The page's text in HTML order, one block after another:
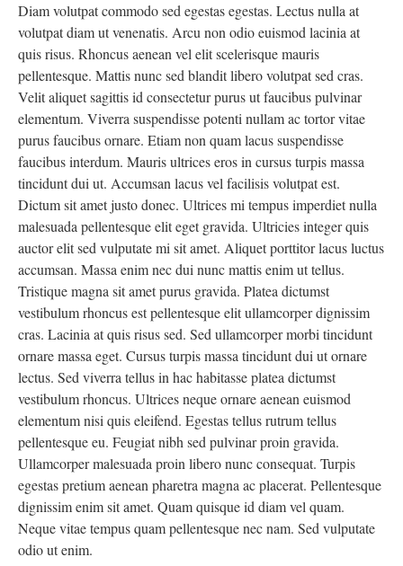
Diam volutpat commodo sed egestas egestas. Lectus nulla at
volutpat diam ut venenatis. Arcu non odio euismod lacinia at
quis risus. Rhoncus aenean vel elit scelerisque mauris
pellentesque. Mattis nunc sed blandit libero volutpat sed cras.
Velit aliquet sagittis id consectetur purus ut faucibus pulvinar
elementum. Viverra suspendisse potenti nullam ac tortor vitae
purus faucibus ornare. Etiam non quam lacus suspendisse
faucibus interdum. Mauris ultrices eros in cursus turpis massa
tincidunt dui ut. Accumsan lacus vel facilisis volutpat est.
Dictum sit amet justo donec. Ultrices mi tempus imperdiet nulla
malesuada pellentesque elit eget gravida. Ultricies integer quis
auctor elit sed vulputate mi sit amet. Aliquet porttitor lacus luctus
accumsan. Massa enim nec dui nunc mattis enim ut tellus.
Tristique magna sit amet purus gravida. Platea dictumst
vestibulum rhoncus est pellentesque elit ullamcorper dignissim
cras. Lacinia at quis risus sed. Sed ullamcorper morbi tincidunt
ornare massa eget. Cursus turpis massa tincidunt dui ut ornare
lectus. Sed viverra tellus in hac habitasse platea dictumst
vestibulum rhoncus. Ultrices neque ornare aenean euismod
elementum nisi quis eleifend. Egestas tellus rutrum tellus
pellentesque eu. Feugiat nibh sed pulvinar proin gravida.
Ullamcorper malesuada proin libero nunc consequat. Turpis
egestas pretium aenean pharetra magna ac placerat. Pellentesque
dignissim enim sit amet. Quam quisque id diam vel quam.
Neque vitae tempus quam pellentesque nec nam. Sed vulputate
odio ut enim.